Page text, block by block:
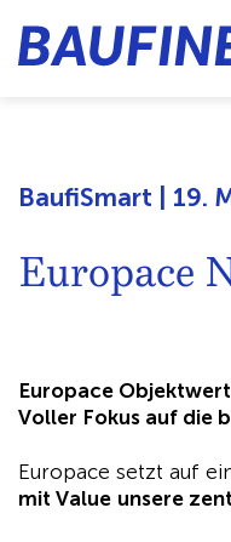
BaufiSmart | 19.
Europace
Europace
Voller Fokus auf die
Europace setzt auf
mit Value unsere